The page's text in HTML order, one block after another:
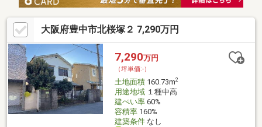
大阪府豊中市北桜塚２ 7,290万円
7,290万円
（坪単価:-）
土地面積160.73m2
用途地域１種中高
建ぺい率60%
容積率160%
建築条件なし